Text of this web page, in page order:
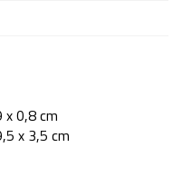
x 0,8 cm
x 3,5 cm